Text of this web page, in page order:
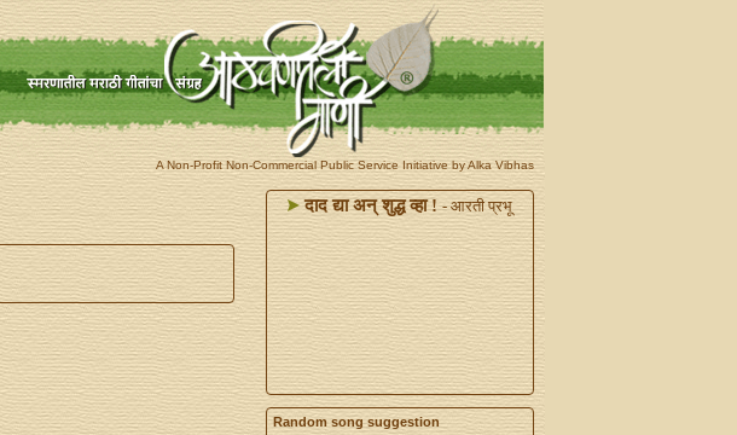
A Non-Profit Non-Commercial Public Service Initiative by Alka Vibhas
दाद द्या अन्‌ शुद्ध व्हा ! - आरती प्रभू
Random song suggestion